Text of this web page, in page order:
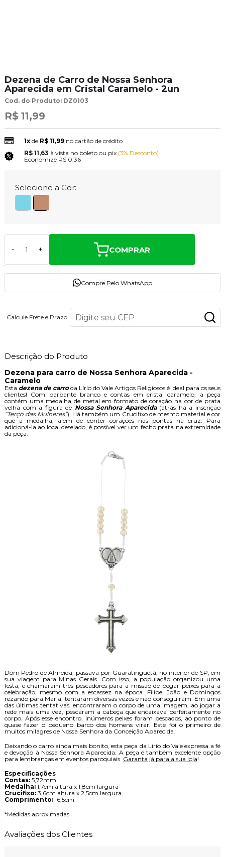
Dezena de Carro de Nossa Senhora
Aparecida em Cristal Caramelo - 2un
Cod. do Produto: DZ0103
R$ 11,99
1xde R$ 11,99 no cartão de crédito
R$ 11,63 à vista no boleto ou pix (3% Desconto)
Economize R$ 0,36
Selecione a Cor:
- + COMPRAR
Compre Pelo WhatsApp
Calcule Frete e Prazo
Descrição do Produto
Dezena para carro de Nossa Senhora Aparecida -
Caramelo
Esta dezena de carroda Lírio do Vale Artigos Religiosos é ideal para os seus
clientes! Com barbante branco e contas em cristal caramelo, a peça
contém uma medalha de metal em formato de coração na cor de prata
velha com a figura de Nossa Senhora Aparecida(atrás há a inscrição
“Terço das Mulheres”). Há também um Crucifixo de mesmo material e cor
que a medalha, além de conter corações nas pontas na cruz. Para
adicioná-la ao local desejado, é possível ver um fecho prata na extremidade
da peça.
Dom Pedro de Almeida, passava por Guaratinguetá, no interior de SP, em
sua viagem para Minas Gerais. Com isso, a população organizou uma
festa, e chamaram três pescadores para a missão de pegar peixes para a
celebração, mesmo com a escassez na época. Filipe, João e Domingos
rezando para Maria, tentaram diversas vezes e não conseguiram. Em uma
das últimas tentativas, encontraram o corpo de uma imagem, ao jogar a
rede mais uma vez, pescaram a cabeça que encaixava perfeitamente no
corpo. Após esse encontro, inúmeros peixes foram pescados, ao ponto de
quase fazer o pequeno barco dos homens virar. Este foi o primeiro de
muitos milagres de Nossa Senhora da Conceição Aparecida.
Deixando o carro ainda mais bonito, esta peça da Lírio do Vale expressa a fé
e devoção à Nossa Senhora Aparecida. A peça é também excelente opção
para lembranças em eventos paroquiais. Garanta já para a sua loja!
Especificações
Contas:5,72mm
Medalha: 1,7cm altura x 1,8cm largura
Crucifixo: 3,6cm altura x 2,5cm largura
Comprimento:16,5cm
*Medidas aproximadas
Avaliações dos Clientes